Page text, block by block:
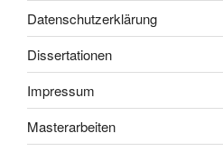
Datenschutzerklärung
Dissertationen
Impressum
Masterarbeiten